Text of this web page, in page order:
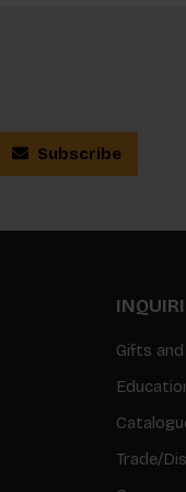
Subscribe
Gifts
Trade/